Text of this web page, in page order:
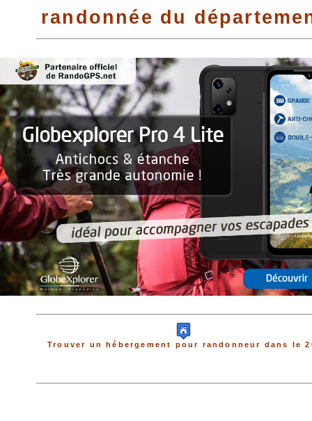
randonnée du
Trouver un hébergement pour randonneur dans le